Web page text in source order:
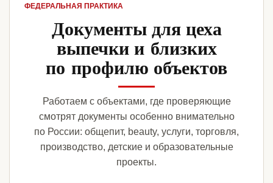
ФЕДЕРАЛЬНАЯ ПРАКТИКА
Документы для цеха
выпечки и близких
по профилю объектов
Работаем с объектами, где проверяющие
смотрят документы особенно внимательно
по России: общепит, beauty, услуги, торговля,
производство, детские и образовательные
проекты.